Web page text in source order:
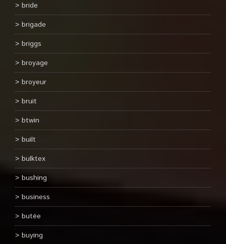
bride
brigade
briggs
broyage
broyeur
bruit
btwin
built
bulktex
bushing
business
butée
buying